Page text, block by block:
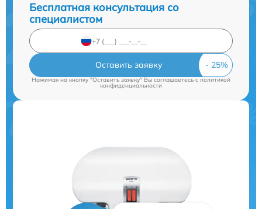
Бесплатная консультация со
специалистом
Оставить заявку
Нажимая на кнопку "Оставить заявку" Вы соглашаетесь cполитикой
конфиденциальности